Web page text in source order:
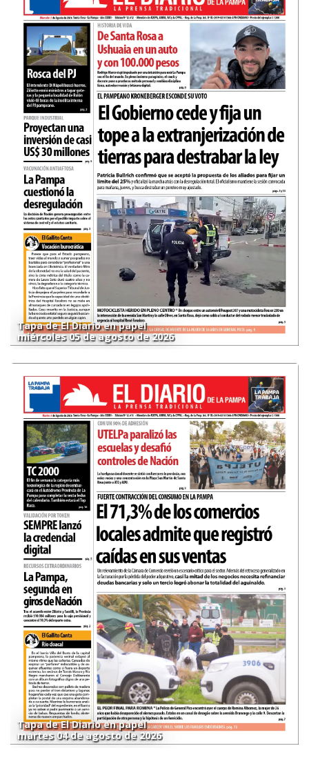
Tapa de El Diario en papel
miércoles 05 de agosto de 2026
Tapa de El Diario en papel
martes 04 de agosto de 2026